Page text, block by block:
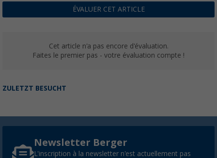
ÉVALUER CET ARTICLE
Cet article n'a pas encore d'évaluation.
Faites le premier pas - votre évaluation compte !
ZULETZT BESUCHT
Newsletter Berger
L'inscription à la newsletter n'est actuellement pas